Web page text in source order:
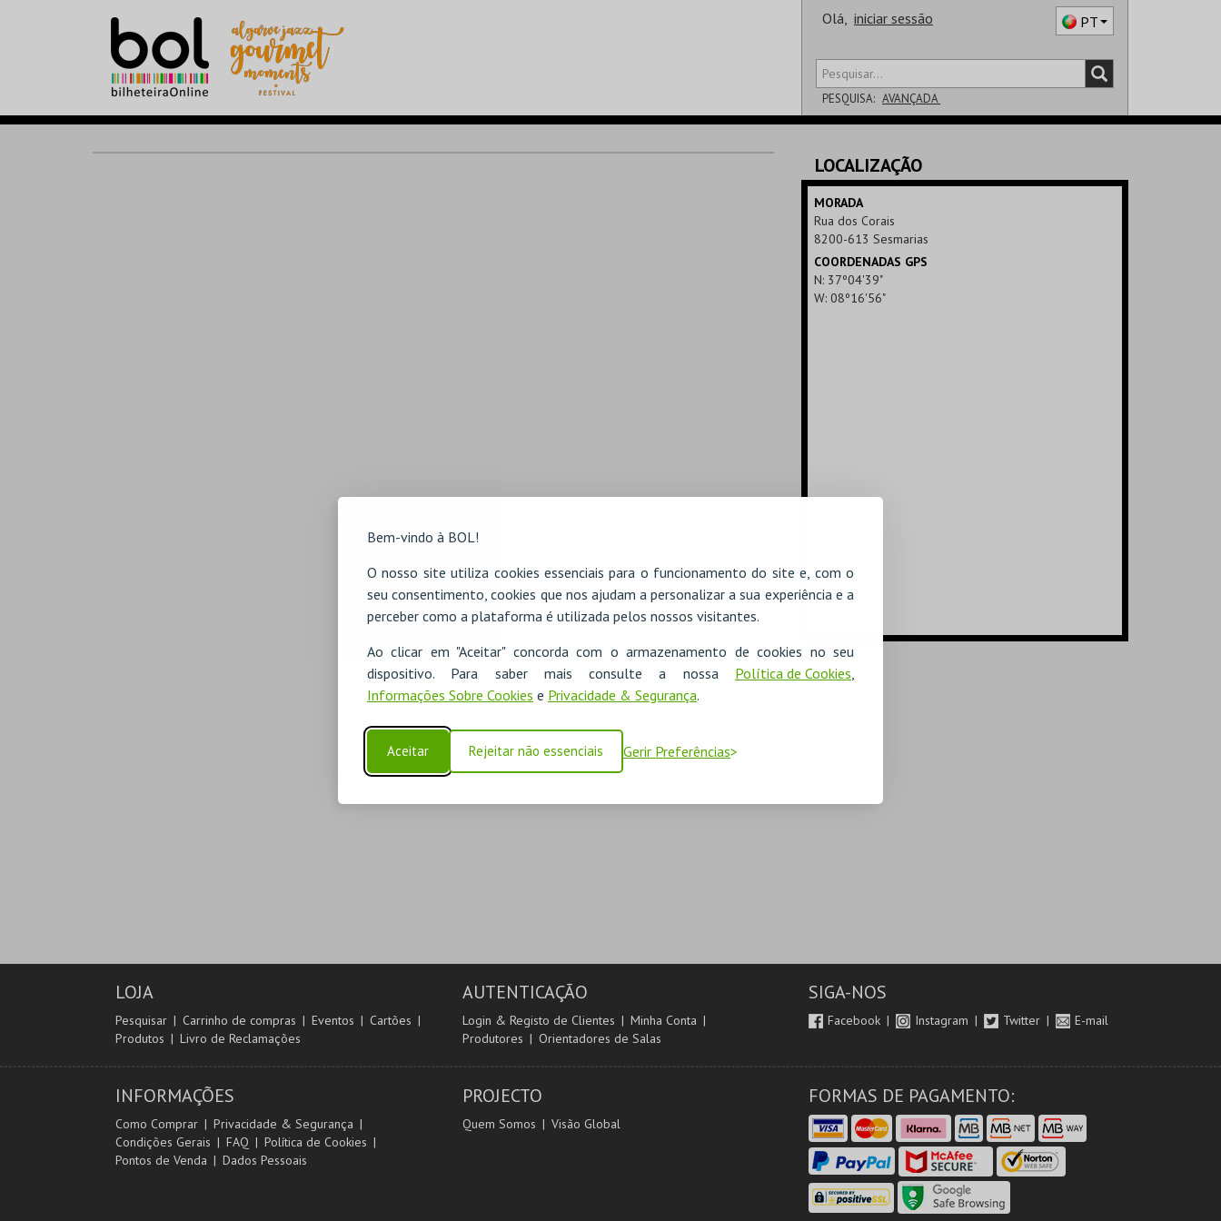
Bem-vindo à BOL!
O nosso site utiliza cookies essenciais para o funcionamento do site e, com o
seu consentimento, cookies que nos ajudam a personalizar a sua experiência e a
perceber como a plataforma é utilizada pelos nossos visitantes.
Ao clicar em "Aceitar" concorda com o armazenamento de cookies no seu
dispositivo. Para saber mais consulte a nossa Política de Cookies
Informações Sobre Cookies e Privacidade & Segurança.
Aceitar Rejeitar não essenciais Gerir Preferências
Olá, iniciar sessão PT
PESQUISA: AVANÇADA
SALA
LOCALIZAÇÃO
MORADA
Rua dos Corais
8200-613 Sesmarias
COORDENADAS GPS
N: 37º04'39"
W: 08º16'56"
LOJA
Pesquisar Carrinho de compras Eventos
Cartões
Produtos
Livro de Reclamações
AUTENTICAÇÃO
Login & Registo de Clientes
Minha Conta
Produtores
Orientadores de Salas
SIGA-NOS
Facebook Instagram Twitter E-mail
INFORMAÇÕES
Como Comprar
Privacidade & Segurança
Condições Gerais
FAQ
Política de Cookies
Pontos de Venda
Dados Pessoais
PROJECTO
Quem Somos Visão Global
FORMAS DE PAGAMENTO: